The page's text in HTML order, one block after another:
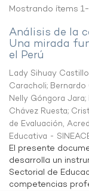
Mostrando ítems
Análisis de la
Una mirada
el Perú
Lady Sihuay
Caracholi; Bernardo
Nelly Góngora Jara;
Chávez Ruesta;
de Evaluación,
Educativa -
El presente
desarrolla un
Sectorial de
competencias